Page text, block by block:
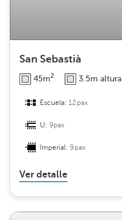
San Sebastià
45m2 3.5m altura
Escuela:12pax
U:9pax
Imperial:9pax
Ver detalle